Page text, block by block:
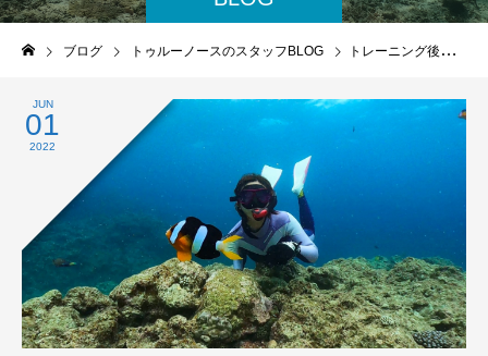
ブログ トゥルーノースのスタッフBLOG トレーニング後は遊びましょう♪
JUN
01
2022